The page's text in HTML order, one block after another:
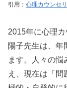
引用： 心理カウンセ
2015年に心理
陽子先生は、年
ます。人々の悩
え、現在は「